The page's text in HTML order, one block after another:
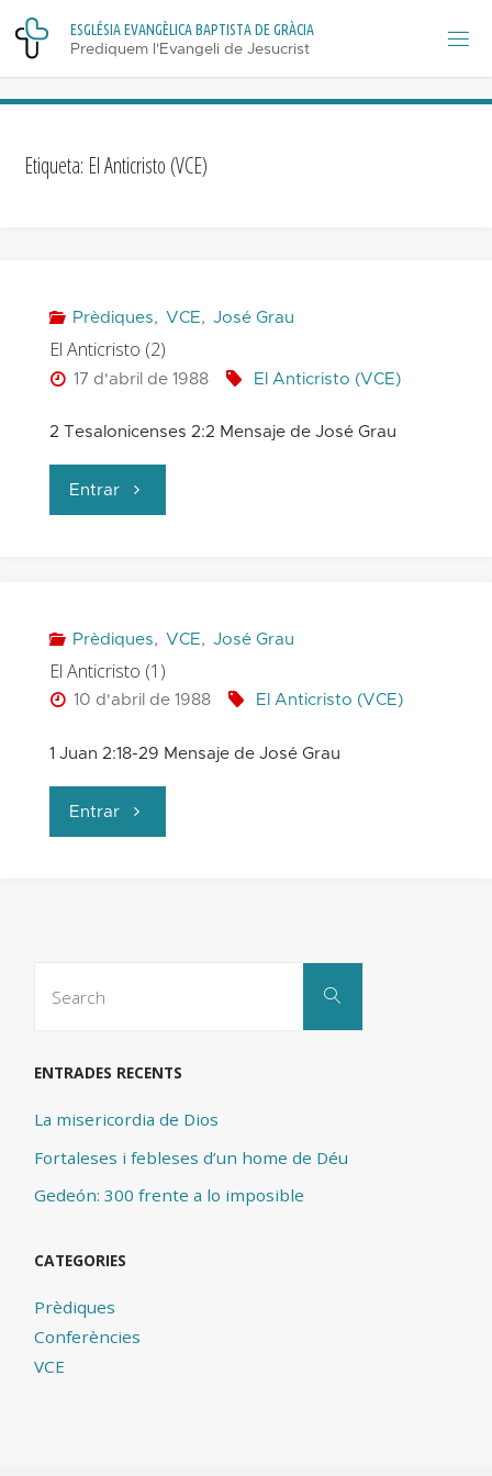
Skip
content
ESGLÉSIAEVANGÈLICABAPTISTADE GRÀCIA
Prediquem l'Evangeli de Jesucrist
Etiqueta: El Anticristo (VCE)
Prèdiques, VCE, José Grau
El Anticristo (2)
17 d'abril de 1988 El Anticristo (VCE)
2 Tesalonicenses 2:2 Mensaje de José Grau
Entrar"El
Prèdiques, VCE, José Grau
El Anticristo (1)
10 d'abril de 1988 El Anticristo (VCE)
1 Juan 2:18-29 Mensaje de José Grau
Entrar"El
Search
ENTRADES RECENTS
La misericordia de Dios
Fortaleses i febleses d’un home de Déu
Gedeón: 300 frente a lo imposible
CATEGORIES
Prèdiques
Conferències
VCE